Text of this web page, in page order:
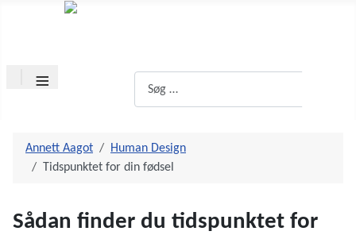
≡
Annett Aagot
Human Design
Tidspunktet for din fødsel
Sådan finder du tidspunktet for